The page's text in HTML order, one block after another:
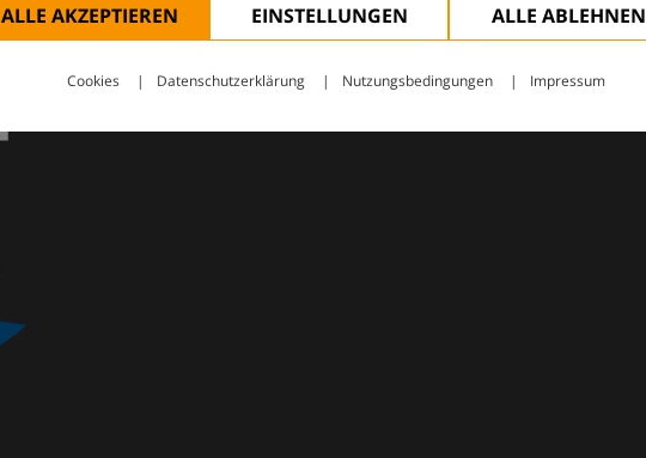
ALLE AKZEPTIEREN EINSTELLUNGEN ALLE ABLEHNEN
Cookies Datenschutzerklärung Nutzungsbedingungen Impressum